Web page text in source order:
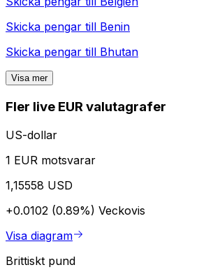
Skicka pengar till Benin
Skicka pengar till Bhutan
Visa mer
Fler live EUR valutagrafer
US-dollar
1 EUR motsvarar
1,15558 USD
+0.0102 (0.89%) Veckovis
Visa diagram
Brittiskt pund